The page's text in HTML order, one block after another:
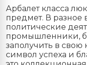
Арбалет класса
предмет. В разное
политические
промышленники,
заполучить в
символ успеха и